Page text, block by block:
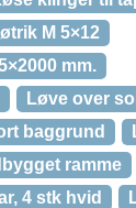
M 5×12
mm.
Løve over
baggrund
ramme
4 stk hvid